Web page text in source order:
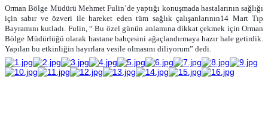
Orman Bölge Müdürü Mehmet Fulin’de yaptığı konuşmada hastalarının sağlığı
için sabır ve özveri ile hareket eden tüm sağlık çalışanlarının14 Mart Tıp
Bayramını kutladı. Fulin, “ Bu özel günün anlamına dikkat çekmek için Orman
Bölge Müdürlüğü olarak hastane bahçesini ağaçlandırmaya hazır hale getirdik.
Yapılan bu etkinliğin hayırlara vesile olmasını diliyorum” dedi.